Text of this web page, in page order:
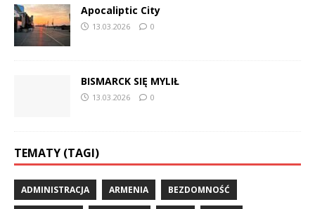
Apocaliptic City
13.03.2026 0
BISMARCK SIĘ MYLIŁ
13.03.2026 0
TEMATY (TAGI)
ADMINISTRACJA ARMENIA BEZDOMNOŚĆ